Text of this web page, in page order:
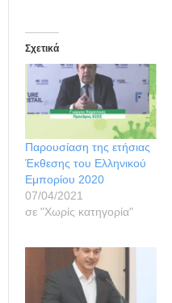
Σχετικά
Παρουσίαση της ετήσιας
Έκθεσης του Ελληνικού
Εμπορίου 2020
07/04/2021
σε "Χωρίς κατηγορία"